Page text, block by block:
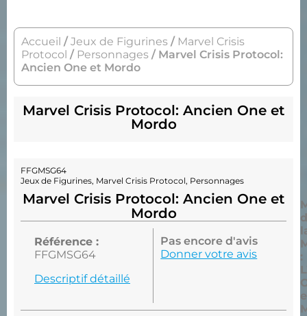
Accueil /Jeux de Figurines / Marvel Crisis
Protocol / Personnages / Marvel Crisis Protocol:
Ancien One et Mordo
Marvel Crisis Protocol: Ancien One et
Mordo
:
FFGMSG64
Jeux de Figurines, Marvel Crisis Protocol, Personnages
Marvel Crisis Protocol: Ancien One et
Mordo
Référence :
FFGMSG64
Descriptif détaillé
Pas encore d'avis
Donner votre avis